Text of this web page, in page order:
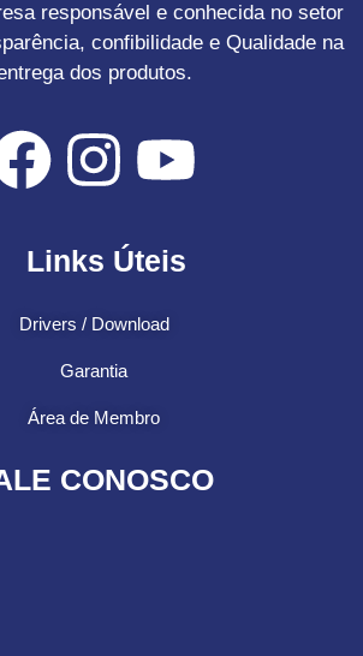
responsável e conhecida no setor
confibilidade e Qualidade na
dos produtos.
Links Úteis
Drivers / Download
Garantia
Área de Membro
CONOSCO